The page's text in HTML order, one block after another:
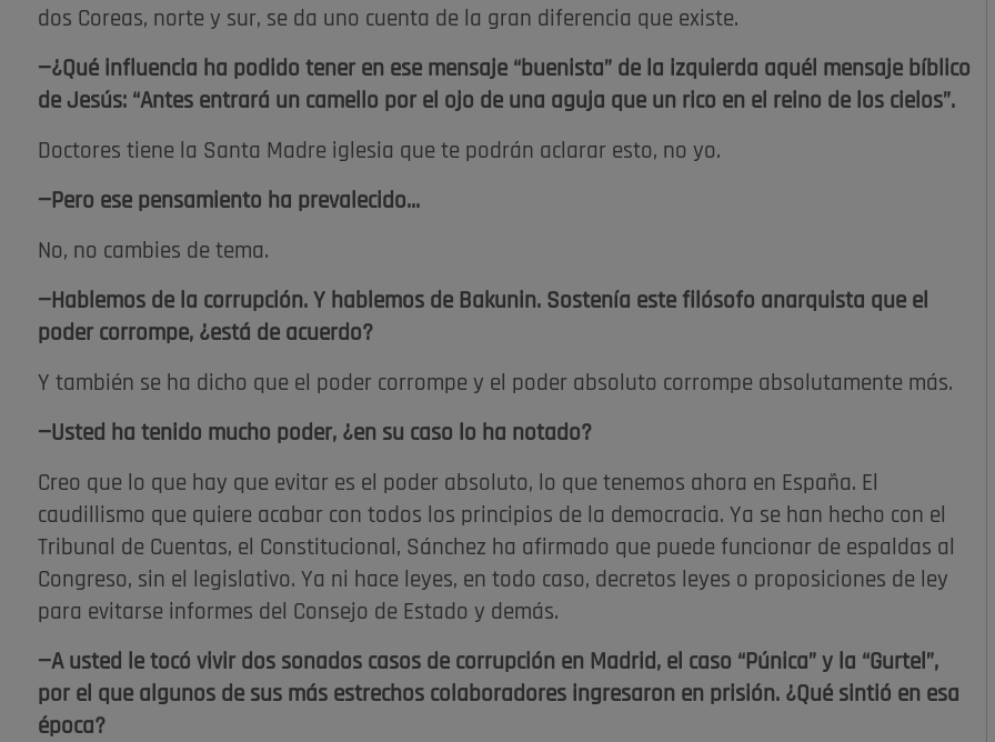
dos Coreas, norte y sur, se da uno cuenta de la gran diferencia que existe.
—¿Qué influencia ha podido tener en ese mensaje “buenista” de la izquierda aquél mensaje bíblico
de Jesús: “Antes entrará un camello por el ojo de una aguja que un rico en el reino de los cielos”.
Doctores tiene la Santa Madre iglesia que te podrán aclarar esto, no yo.
—Pero ese pensamiento ha prevalecido...
No, no cambies de tema.
—Hablemos de la corrupción. Y hablemos de Bakunin. Sostenía este filósofo anarquista que el
poder corrompe, ¿está de acuerdo?
Y también se ha dicho que el poder corrompe y el poder absoluto corrompe absolutamente más.
—Usted ha tenido mucho poder, ¿en su caso lo ha notado?
Creo que lo que hay que evitar es el poder absoluto, lo que tenemos ahora en España. El
caudillismo que quiere acabar con todos los principios de la democracia. Ya se han hecho con el
Tribunal de Cuentas, el Constitucional, Sánchez ha afirmado que puede funcionar de espaldas al
Congreso, sin el legislativo. Ya ni hace leyes, en todo caso, decretos leyes o proposiciones de ley
para evitarse informes del Consejo de Estado y demás.
—A usted le tocó vivir dos sonados casos de corrupción en Madrid, el caso “Púnica” y la “Gurtel”,
por el que algunos de sus más estrechos colaboradores ingresaron en prisión. ¿Qué sintió en esa
época?